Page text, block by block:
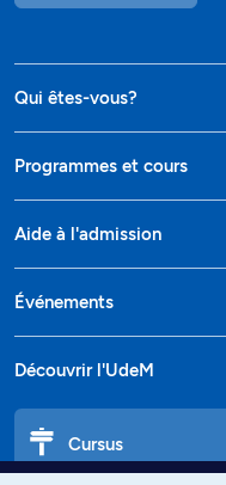
Qui êtes-vous?
Programmes et cours
Aide à l'admission
Événements
Découvrir l'UdeM
Cursus